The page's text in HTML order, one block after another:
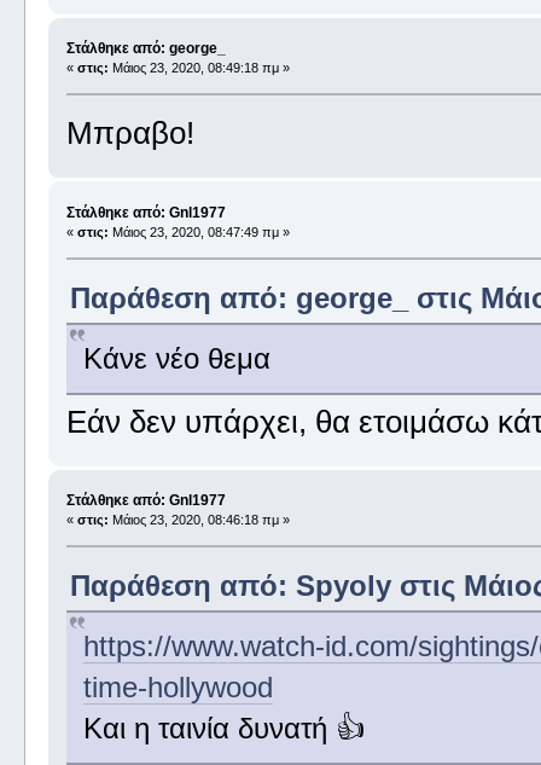
Στάλθηκε από: george_
« στις: Μάιος 23, 2020, 08:49:18 πμ »
Μπραβο!
Στάλθηκε από: Gnl1977
« στις: Μάιος 23, 2020, 08:47:49 πμ »
Παράθεση από: george_ στις
Κάνε νέο θεμα
Εάν δεν υπάρχει, θα ετοιμάσω
Στάλθηκε από: Gnl1977
« στις: Μάιος 23, 2020, 08:46:18 πμ »
Παράθεση από: Spyoly στις
https://www.watch-id.com/
time-hollywood
Και η ταινία δυνατή 👍